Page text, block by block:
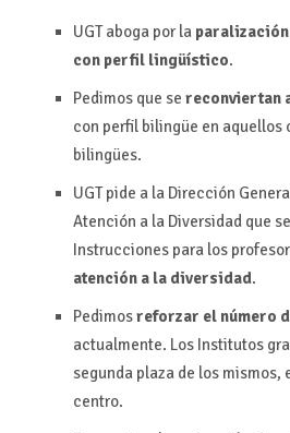
UGT aboga por la
con perfil lingüístico.
Pedimos que se reconviertan
con perfil bilingüe en aquellos
bilingües.
UGT pide a la Dirección
Atención a la Diversidad que
Instrucciones para los
atención a la diversidad.
Pedimosreforzar el número
actualmente. Los Institutos
segunda plaza de los
centro.